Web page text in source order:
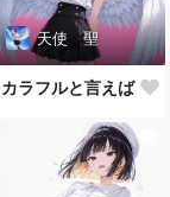
天使 聖
カラフルと言えば